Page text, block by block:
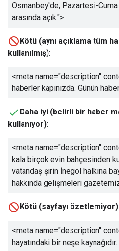
Osmanbey'de, Pazartesi-
arasında açık.">
Kötü (aynı açıklama tüm
kullanılmış):
<meta name="description"
haberler kapınızda. Günün
Daha iyi (belirli bir haber
kullanıyor):
<meta name="description"
kala birçok evin bahçesinden
vatandaş şirin İnegöl halkına
hakkında gelişmeleri
Kötü (sayfayı özetlemiyor):
<meta name="description"
hayatındaki bir neşe